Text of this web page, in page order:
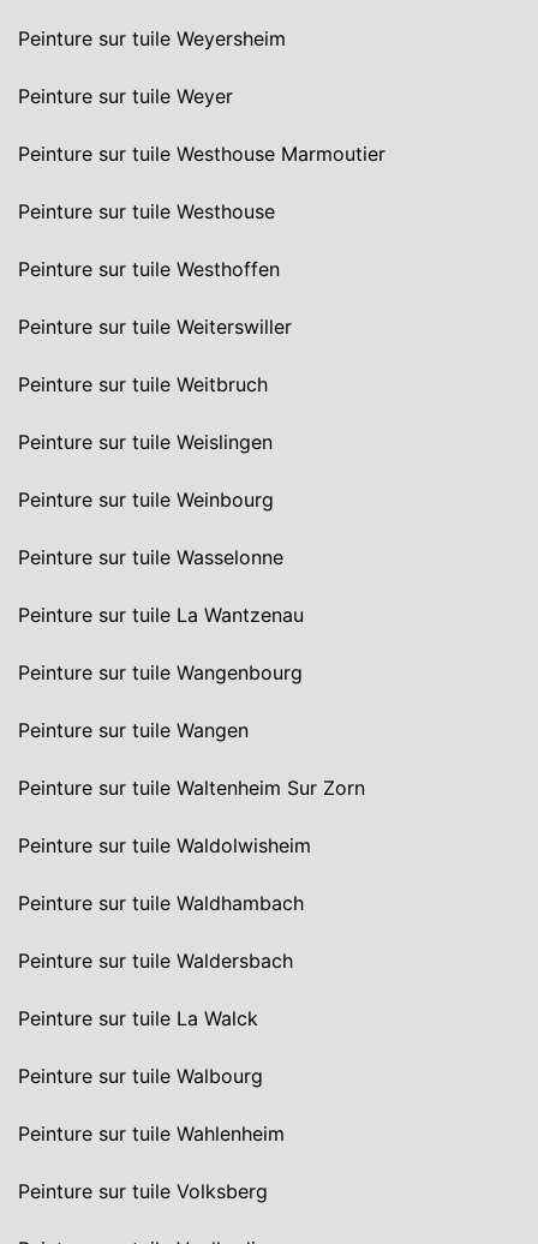
Peinture sur tuile Weyersheim
Peinture sur tuile Weyer
Peinture sur tuile Westhouse Marmoutier
Peinture sur tuile Westhouse
Peinture sur tuile Westhoffen
Peinture sur tuile Weiterswiller
Peinture sur tuile Weitbruch
Peinture sur tuile Weislingen
Peinture sur tuile Weinbourg
Peinture sur tuile Wasselonne
Peinture sur tuile La Wantzenau
Peinture sur tuile Wangenbourg
Peinture sur tuile Wangen
Peinture sur tuile Waltenheim Sur Zorn
Peinture sur tuile Waldolwisheim
Peinture sur tuile Waldhambach
Peinture sur tuile Waldersbach
Peinture sur tuile La Walck
Peinture sur tuile Walbourg
Peinture sur tuile Wahlenheim
Peinture sur tuile Volksberg